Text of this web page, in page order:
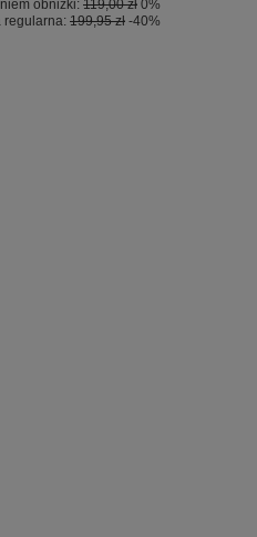
obniżki: 119,00 zł 0%
regularna: 199,95 zł -40%